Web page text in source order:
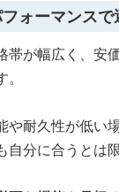
ォーマンス
帯が幅広く、安
や耐久性が低い
分に合うとは限